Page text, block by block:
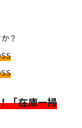
？
「在庫一掃